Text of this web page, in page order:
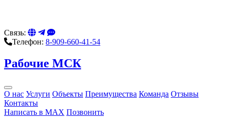
Связь:
Телефон: 8-909-660-41-54
Рабочие МСК
О нас Услуги Объекты Преимущества Команда Отзывы
Контакты
Написать в MAX Позвонить